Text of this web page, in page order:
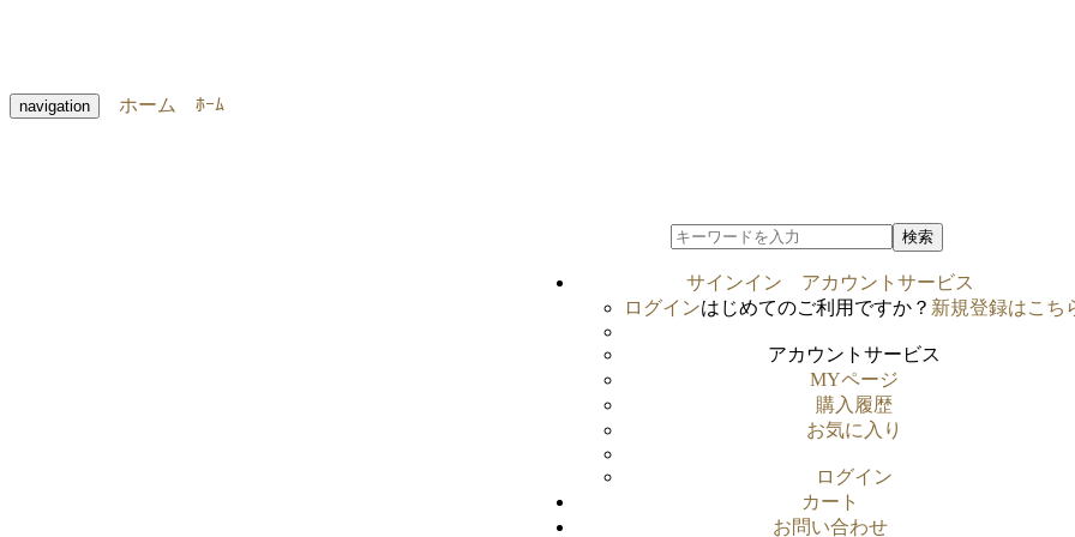
navigation ホーム ﾎｰﾑ
検索
サインイン
アカウントサービス
ログインはじめてのご利用ですか？ 新規登録はこち
アカウントサービス
MYページ
購入履歴
お気に入り
ログイン
カート
お問い合わせ